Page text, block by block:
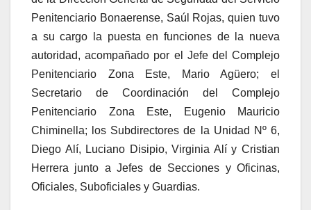
Penitenciario Bonaerense, Saúl Rojas, quien tuvo
a su cargo la puesta en funciones de la nueva
autoridad, acompañado por el Jefe del Complejo
Penitenciario Zona Este, Mario Agüero; el
Secretario de Coordinación del Complejo
Penitenciario Zona Este, Eugenio Mauricio
Chiminella; los Subdirectores de la Unidad Nº 6,
Diego Alí, Luciano Disipio, Virginia Alí y Cristian
Herrera junto a Jefes de Secciones y Oficinas,
Oficiales, Suboficiales y Guardias.